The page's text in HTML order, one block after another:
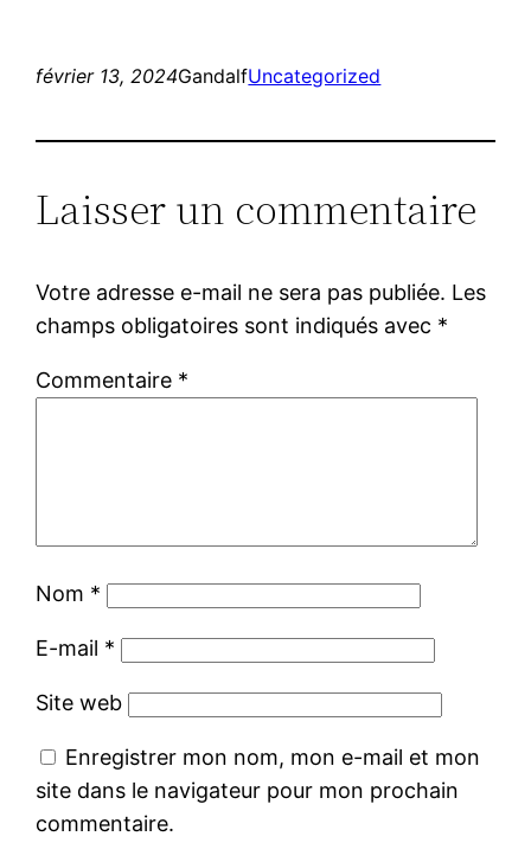
février 13, 2024GandalfUncategorized
Laisser un commentaire
Votre adresse e-mail ne sera pas publiée. Les
champs obligatoires sont indiqués avec *
Commentaire *
Nom *
E-mail *
Site web
Enregistrer mon nom, mon e-mail et mon
site dans le navigateur pour mon prochain
commentaire.